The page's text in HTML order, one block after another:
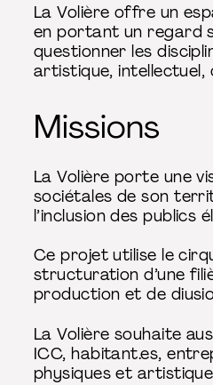
La Volière offre un
en portant un regard
questionner les
artistique, intellectuel,
Missions
La Volière porte une
sociétales de son
l’inclusion des publics
Ce projet utilise le
structuration d’une
production et de
La Volière souhaite
ICC, habitant.es,
physiques et